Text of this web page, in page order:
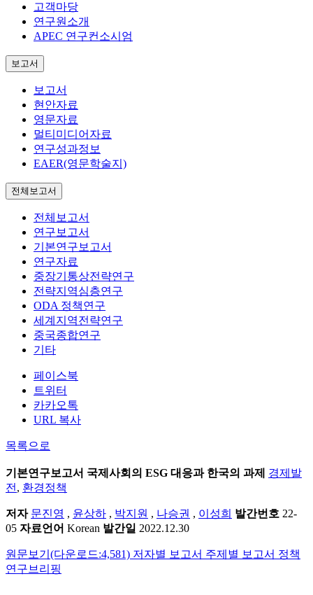
고객마당
연구원소개
APEC 연구컨소시엄
보고서
보고서
현안자료
영문자료
멀티미디어자료
연구성과정보
EAER(영문학술지)
전체보고서
전체보고서
연구보고서
기본연구보고서
연구자료
중장기통상전략연구
전략지역심층연구
ODA 정책연구
세계지역전략연구
중국종합연구
기타
페이스북
트위터
카카오톡
URL 복사
목록으로
기본연구보고서 국제사회의 ESG 대응과 한국의 과제 경제발
전 , 환경정책
저자 문진영 , 윤상하 , 박지원 , 나승권 , 이성희 발간번호 22-
05 자료언어 Korean 발간일 2022.12.30
원문보기(다운로드:4,581) 저자별 보고서 주제별 보고서 정책
연구브리핑